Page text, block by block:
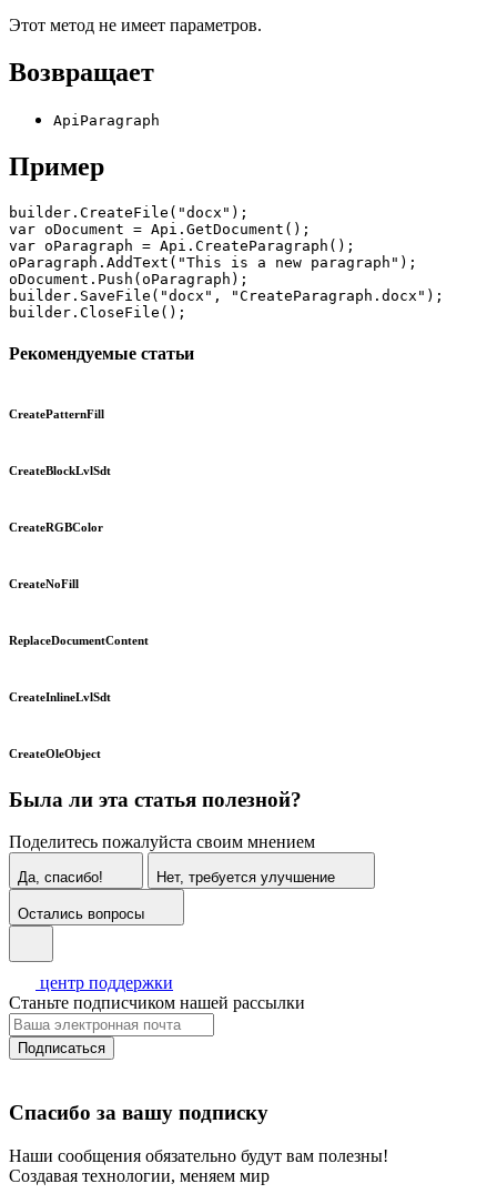
Этот метод не имеет параметров.
Возвращает
ApiParagraph
Пример
builder.CreateFile("docx");
var oDocument = Api.GetDocument();
var oParagraph = Api.CreateParagraph();
oParagraph.AddText("This is a new paragraph");
oDocument.Push(oParagraph);
builder.SaveFile("docx", "CreateParagraph.docx");
builder.CloseFile();
Рекомендуемые статьи
CreatePatternFill
CreateBlockLvlSdt
CreateRGBColor
CreateNoFill
ReplaceDocumentContent
CreateInlineLvlSdt
CreateOleObject
Была ли эта статья полезной?
Поделитесь пожалуйста своим мнением
Да, спасибо! Нет, требуется улучшение
Остались вопросы
центр поддержки
Станьте подписчиком нашей рассылки
Подписаться
Спасибо за вашу подписку
Наши сообщения обязательно будут вам полезны!
Создавая технологии, меняем мир